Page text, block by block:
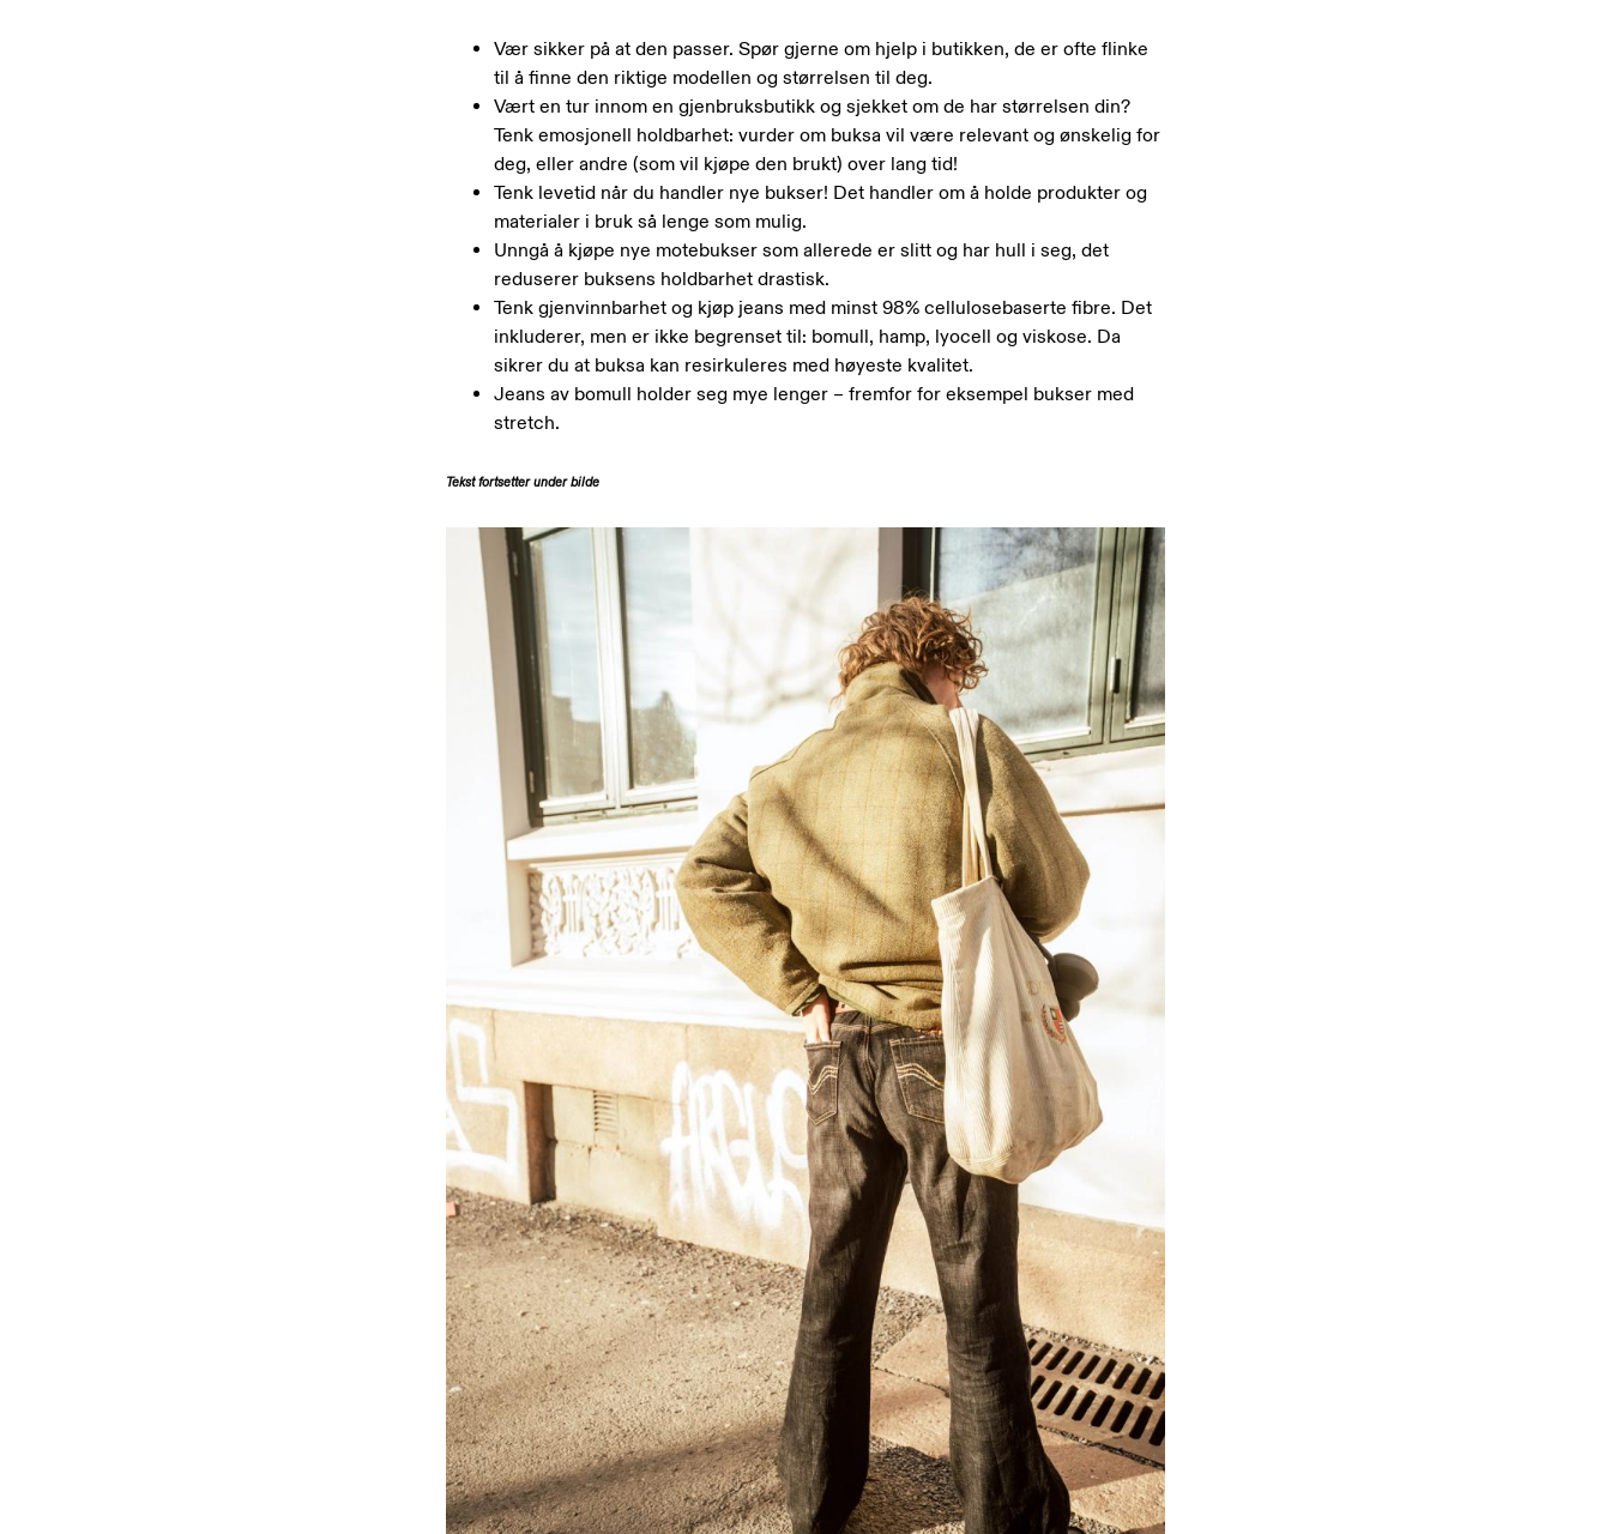
Vær sikker på at den passer. Spør gjerne om hjelp i butikken, de er ofte flinke
til å finne den riktige modellen og størrelsen til deg.
Vært en tur innom en gjenbruksbutikk og sjekket om de har størrelsen din?
Tenk emosjonell holdbarhet: vurder om buksa vil være relevant og ønskelig for
deg, eller andre (som vil kjøpe den brukt) over lang tid!
Tenk levetid når du handler nye bukser! Det handler om å holde produkter og
materialer i bruk så lenge som mulig.
Unngå å kjøpe nye motebukser som allerede er slitt og har hull i seg, det
reduserer buksens holdbarhet drastisk.
Tenk gjenvinnbarhet og kjøp jeans med minst 98% cellulosebaserte fibre. Det
inkluderer, men er ikke begrenset til: bomull, hamp, lyocell og viskose. Da
sikrer du at buksa kan resirkuleres med høyeste kvalitet.
Jeans av bomull holder seg mye lenger – fremfor for eksempel bukser med
stretch.
Tekst fortsetter under bilde